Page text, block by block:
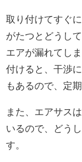
取り付けてすぐ
がたつとどうし
エアが漏れてし
付けると、干渉
もあるので、定
また、エアサス
いるので、どう
す。